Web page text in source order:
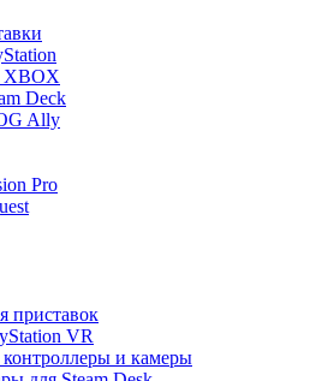
XBOX
Deck
Ally
Pro
приставок
VR
и камеры